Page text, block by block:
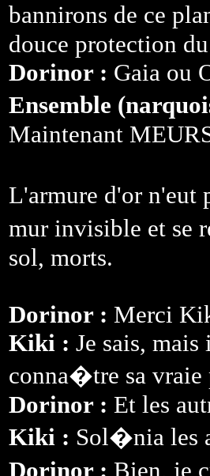
bannirons de ce
douce protection
Dorinor : Gaia ou
Ensemble
Maintenant
L'armure d'or n'eut
mur invisible et se
sol, morts.
Dorinor : Merci
Kiki : Je sais,
conna�tre sa vraie
Dorinor : Et les
Kiki : Sol�nia les
Dorinor : Bien, je